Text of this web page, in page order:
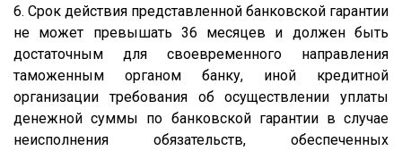
6. Срок действия представленной банковской гарантии
не может превышать 36 месяцев и должен быть
достаточным для своевременного направления
таможенным органом банку, иной кредитной
организации требования об осуществлении уплаты
денежной суммы по банковской гарантии в случае
неисполнения обязательств, обеспеченных